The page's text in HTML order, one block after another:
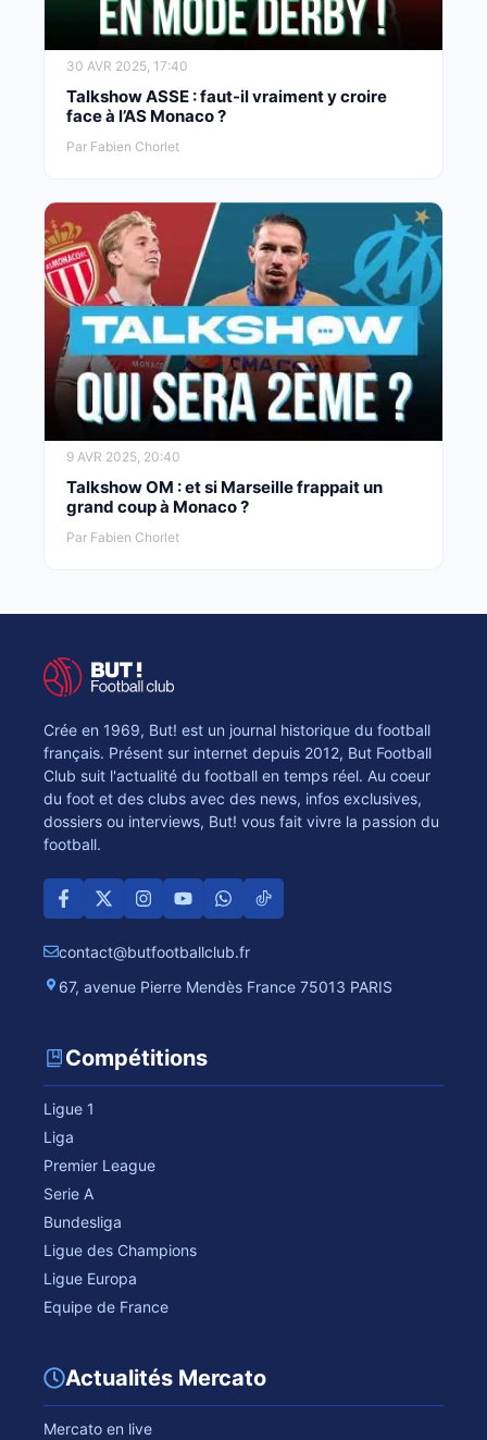
30 AVR 2025, 17:40
Talkshow ASSE : faut-il vraiment y croire
face à l’AS Monaco ?
Par Fabien Chorlet
9 AVR 2025, 20:40
Talkshow OM : et si Marseille frappait un
grand coup à Monaco ?
Par Fabien Chorlet
Crée en 1969, But! est un journal historique du football
français. Présent sur internet depuis 2012, But Football
Club suit l'actualité du football en temps réel. Au coeur
du foot et des clubs avec des news, infos exclusives,
dossiers ou interviews, But! vous fait vivre la passion du
football.
contact@butfootballclub.fr
67, avenue Pierre Mendès France 75013 PARIS
Compétitions
Ligue 1
Liga
Premier League
Serie A
Bundesliga
Ligue des Champions
Ligue Europa
Equipe de France
Actualités Mercato
Mercato en live